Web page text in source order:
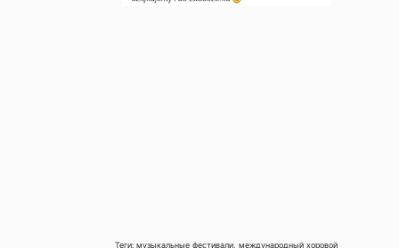
Теги: музыкальные фестивали, международный хоровой